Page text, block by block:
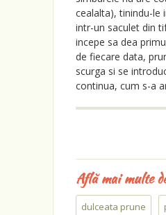
cealalta), tinindu-le
intr-un saculet din
incepe sa dea
de fiecare data,
scurga si se
continua, cum s-a
Află mai multe
dulceata prune